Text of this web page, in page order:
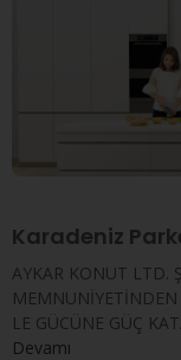
Karadeniz
AYKAR KONUT LTD.
MEMNUNİYETİNDEN
LE GÜCÜNE GÜÇ
Devamı